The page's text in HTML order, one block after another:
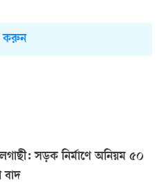
করুন
সড়ক নির্মাণে অনিয়ম ৫০
বাদ